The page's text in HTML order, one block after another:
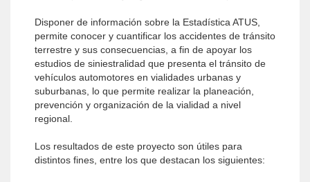
Disponer de información sobre la Estadística ATUS,
permite conocer y cuantificar los accidentes de tránsito
terrestre y sus consecuencias, a fin de apoyar los
estudios de siniestralidad que presenta el tránsito de
vehículos automotores en vialidades urbanas y
suburbanas, lo que permite realizar la planeación,
prevención y organización de la vialidad a nivel
regional.
Los resultados de este proyecto son útiles para
distintos fines, entre los que destacan los siguientes: